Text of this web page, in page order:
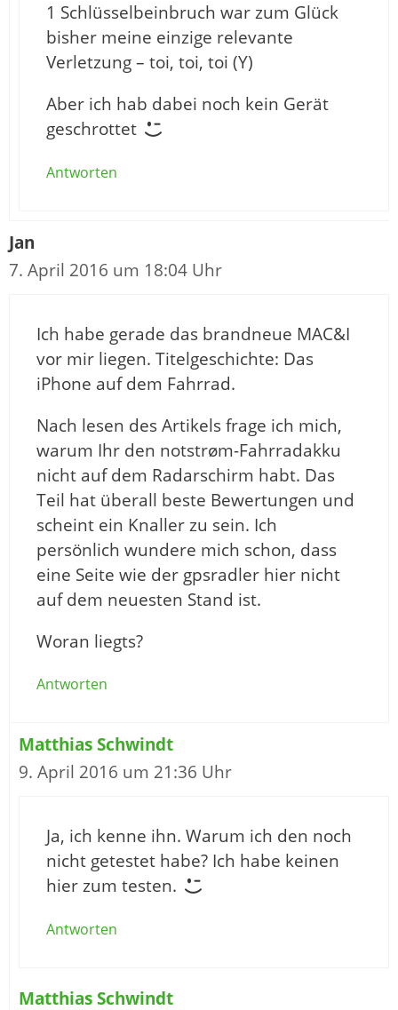
1 Schlüsselbeinbruch war zum Glück
bisher meine einzige relevante
Verletzung – toi, toi, toi (Y)
Aber ich hab dabei noch kein Gerät
geschrottet
Antworten
Jan
7. April 2016 um 18:04 Uhr
Ich habe gerade das brandneue MAC&I
vor mir liegen. Titelgeschichte: Das
iPhone auf dem Fahrrad.
Nach lesen des Artikels frage ich mich,
warum Ihr den notstrøm-Fahrradakku
nicht auf dem Radarschirm habt. Das
Teil hat überall beste Bewertungen und
scheint ein Knaller zu sein. Ich
persönlich wundere mich schon, dass
eine Seite wie der gpsradler hier nicht
auf dem neuesten Stand ist.
Woran liegts?
Antworten
Matthias Schwindt
9. April 2016 um 21:36 Uhr
Ja, ich kenne ihn. Warum ich den noch
nicht getestet habe? Ich habe keinen
hier zum testen.
Antworten
Matthias Schwindt